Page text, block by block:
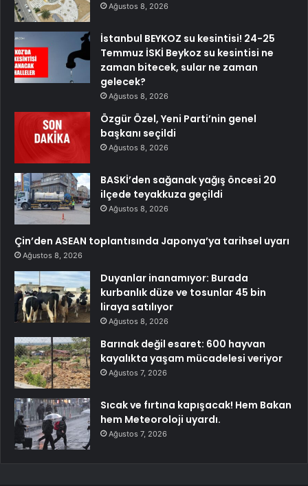
Ağustos 8, 2026
İstanbul BEYKOZ su kesintisi! 24-25
Temmuz İSKİ Beykoz su kesintisi ne
zaman bitecek, sular ne zaman
gelecek?
Ağustos 8, 2026
Özgür Özel, Yeni Parti’nin genel
başkanı seçildi
Ağustos 8, 2026
BASKİ’den sağanak yağış öncesi 20
ilçede teyakkuza geçildi
Ağustos 8, 2026
Çin’den ASEAN toplantısında Japonya’ya tarihsel uyarı
Ağustos 8, 2026
Duyanlar inanamıyor: Burada
kurbanlık düze ve tosunlar 45 bin
liraya satılıyor
Ağustos 8, 2026
Barınak değil esaret: 600 hayvan
kayalıkta yaşam mücadelesi veriyor
Ağustos 7, 2026
Sıcak ve fırtına kapışacak! Hem Bakan
hem Meteoroloji uyardı.
Ağustos 7, 2026